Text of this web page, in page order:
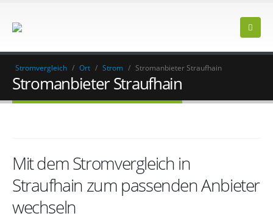
Stromvergleich / Ort / Strom / Stromanbieter Straufhain
Stromanbieter Straufhain
Mit dem Stromvergleich in
Straufhain zum passenden Anbieter
wechseln